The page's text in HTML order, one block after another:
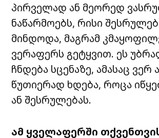
პირველად ან მეორედ
ნაწარმოებს, რისი
მინდოდა, მაგრამ
ვერაფერს გეტყვით. ეს
ჩნდება სცენაზე, ამასაც ვერ
წუთიერად ხდება, როცა
ან შესრულებას.
ამ ყველაფერში